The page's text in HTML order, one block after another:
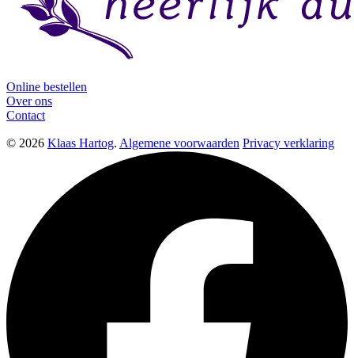
Online bestellen
Over ons
Contact
© 2026 Klaas Hartog. Algemene voorwaarden Privacy verklaring